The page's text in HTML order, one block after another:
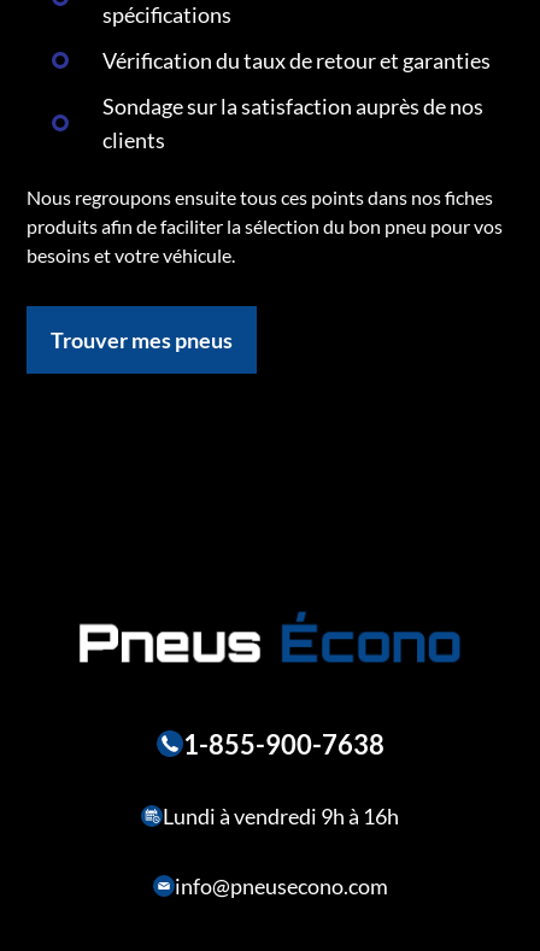
spécifications
Vérification du taux de retour et garanties
Sondage sur la satisfaction auprès de nos
clients
Nous regroupons ensuite tous ces points dans nos fiches
produits afin de faciliter la sélection du bon pneu pour vos
besoins et votre véhicule.
Trouver mes pneus
1-855-900-7638
Lundi à vendredi 9h à 16h
info@pneusecono.com